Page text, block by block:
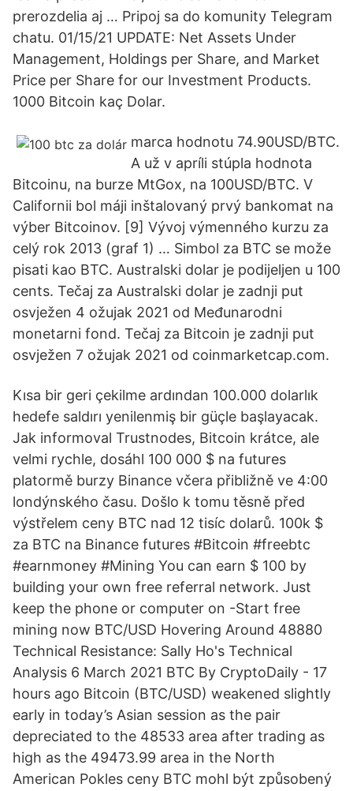
prerozdelia aj … Pripoj sa do komunity Telegram
chatu. 01/15/21 UPDATE: Net Assets Under
Management, Holdings per Share, and Market
Price per Share for our Investment Products.
1000 Bitcoin kaç Dolar.
marca hodnotu 74.90USD/BTC.
A už v apríli stúpla hodnota
Bitcoinu, na burze MtGox, na 100USD/BTC. V
Californii bol máji inštalovaný prvý bankomat na
výber Bitcoinov. [9] Vývoj výmenného kurzu za
celý rok 2013 (graf 1) … Simbol za BTC se može
pisati kao BTC. Australski dolar je podijeljen u 100
cents. Tečaj za Australski dolar je zadnji put
osvježen 4 ožujak 2021 od Međunarodni
monetarni fond. Tečaj za Bitcoin je zadnji put
osvježen 7 ožujak 2021 od coinmarketcap.com.
Kısa bir geri çekilme ardından 100.000 dolarlık
hedefe saldırı yenilenmiş bir güçle başlayacak.
Jak informoval Trustnodes, Bitcoin krátce, ale
velmi rychle, dosáhl 100 000 $ na futures
platormě burzy Binance včera přibližně ve 4:00
londýnského času. Došlo k tomu těsně před
výstřelem ceny BTC nad 12 tisíc dolarů. 100k $
za BTC na Binance futures #Bitcoin #freebtc
#earnmoney #Mining You can earn $ 100 by
building your own free referral network. Just
keep the phone or computer on -Start free
mining now BTC/USD Hovering Around 48880
Technical Resistance: Sally Ho's Technical
Analysis 6 March 2021 BTC By CryptoDaily - 17
hours ago Bitcoin (BTC/USD) weakened slightly
early in today’s Asian session as the pair
depreciated to the 48533 area after trading as
high as the 49473.99 area in the North
American Pokles ceny BTC mohl být způsobený